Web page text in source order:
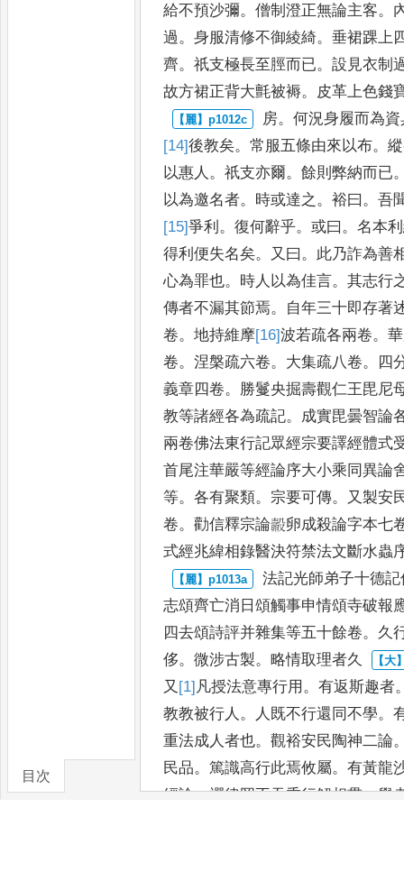
目次
給不預沙彌。僧制澄正無論主客。
過 。身服清修不御綾綺。垂裙踝 上
齊。祇支極長至脛而已。設見衣制
故方裙正背大氈被褥。
皮革上色錢
房。何況身履而為資
[14]後教矣。常服五條由來以布。
以惠人 。祇支亦爾。餘則弊納而已
以為邀名者。 時或達之 。裕曰 。吾
[15]爭利 。復何辭乎。或曰 。名本
得利便失名矣。 又曰 。 此乃詐為善
心為罪也。 時人以為佳言。其志行
傳者不漏其節焉。
自年三十即存著
卷。地持維摩[16]波若疏各兩卷。
卷。涅槃疏六卷。 大集疏八卷。
四
義章四卷。 勝鬘央掘壽觀仁王毘尼
教等諸經各為疏記。
成實毘曇智論
兩卷佛法東行記眾經宗要譯經體式
首尾注華嚴等經論序大小乘同異論
等。各有聚類。 宗要可傳。
又製安
卷。勸信釋宗論㲉卵成殺論字本七
式經兆緯相錄醫決符禁法文斷水蟲
法記光師弟子十德
志頌齊亡消日頌觸事申情頌寺破報
四去頌詩評并雜集等五十餘卷。 久
侈。微涉古製。略情取理者久
又 [1] 凡授法意專行用 。有返斯趣者
教教被行人 。 人既不行還同不學。
重法成人者也。觀裕安民陶神二論
民品。篤識高行此焉攸屬。有黃龍
經論。禪律罔不吞委行解相貫。學